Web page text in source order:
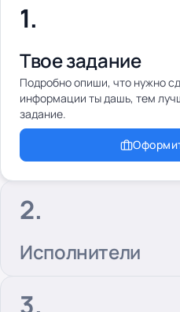
Твое задание
Подробно опиши, что нужно
информации ты дашь, тем
задание.
Исполнители